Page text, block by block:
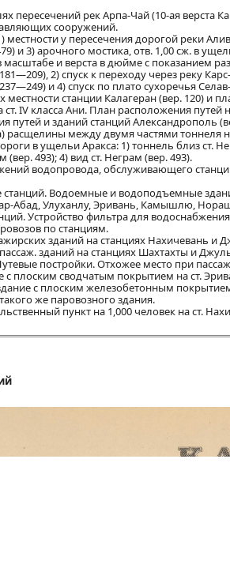
пересечений рек Арпа-Чай (10-ая верста
сооружений.
у пересечения дорогой реки
и 3) арочного мостика, отв. 1,00 сж. в
и верста в дюйме с показанием
2) спуск к переходу через реку
и 4) спуск по плато сухоречья
местности станции Калагеран (вер. 120) и
IV класса Ани. План расположения путей
путей и зданий станций Александрополь
между двумя частями тоннеля
в ущельи Аракса: 1) тоннель близ ст.
(вер. 493); 4) вид ст. Неграм (вер. 493).
водопровода, обслуживающего
Водоемные и водоподъемные
Абад, Улуханлу, Эривань, Камышлю,
Устройство фильтра для
по станциям.
зданий на станциях Нахичевань и
зданий на станциях Шахтахты и
постройки. Отхожее место при
с плоским сводчатым покрытием на ст.
с плоским железобетонным
же паровозного здания.
пункт на 1,000 человек на ст.